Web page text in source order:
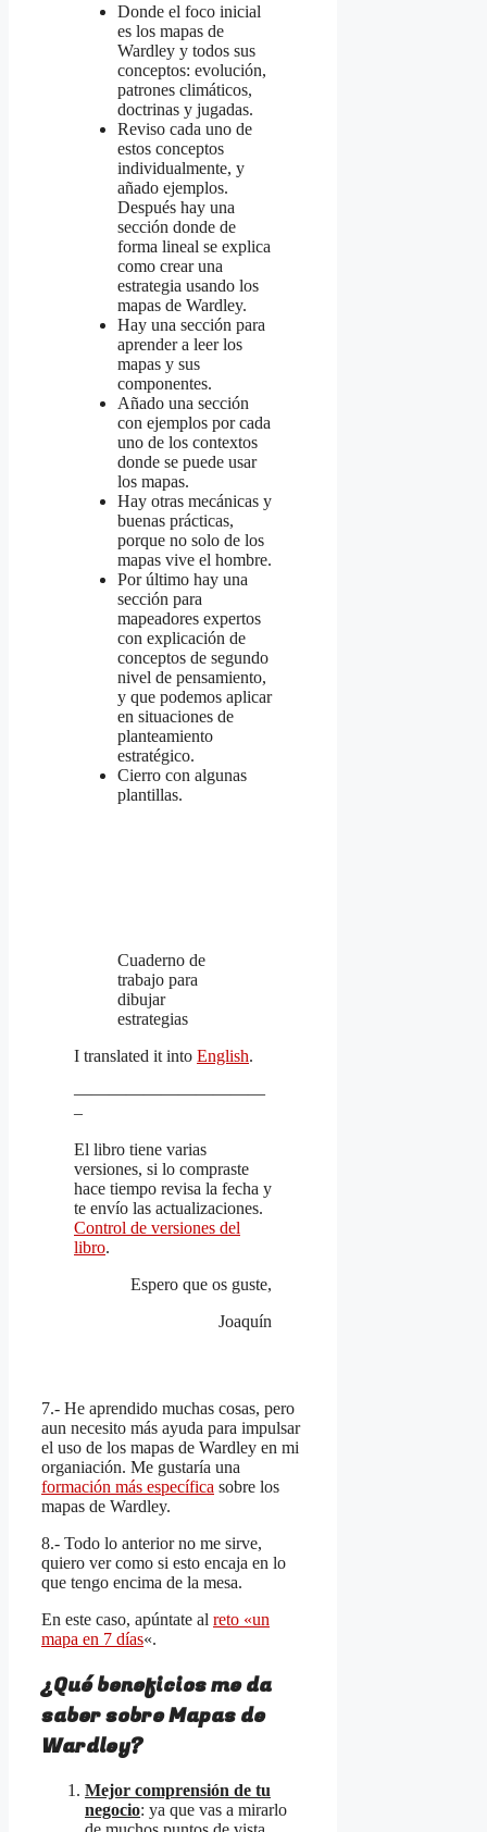
Donde el foco inicial
es los mapas de
Wardley y todos sus
conceptos: evolución,
patrones climáticos,
doctrinas y jugadas.
Reviso cada uno de
estos conceptos
individualmente, y
añado ejemplos.
Después hay una
sección donde de
forma lineal se explica
como crear una
estrategia usando los
mapas de Wardley.
Hay una sección para
aprender a leer los
mapas y sus
componentes.
Añado una sección
con ejemplos por cada
uno de los contextos
donde se puede usar
los mapas.
Hay otras mecánicas y
buenas prácticas,
porque no solo de los
mapas vive el hombre.
Por último hay una
sección para
mapeadores expertos
con explicación de
conceptos de segundo
nivel de pensamiento,
y que podemos aplicar
en situaciones de
planteamiento
estratégico.
Cierro con algunas
plantillas.
Cuaderno de
trabajo para
dibujar
estrategias
I translated it into English.
———————————
–
El libro tiene varias
versiones, si lo compraste
hace tiempo revisa la fecha y
te envío las actualizaciones.
Control de versiones del
libro.
Espero que os guste,
Joaquín
7.- He aprendido muchas cosas, pero
aun necesito más ayuda para impulsar
el uso de los mapas de Wardley en mi
organiación. Me gustaría una
formación más específica sobre los
mapas de Wardley.
8.- Todo lo anterior no me sirve,
quiero ver como si esto encaja en lo
que tengo encima de la mesa.
En este caso, apúntate al reto «un
mapa en 7 días«.
¿Qué beneficios me da
saber sobre Mapas de
Wardley?
Mejor comprensión de tu
negocio: ya que vas a mirarlo